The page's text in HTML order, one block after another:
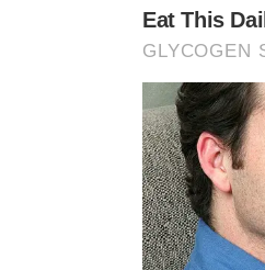
Não foi divulgado
Parkshopping São
Sobre os Ingressos
Ingressos para as
material de divulgação.
As cortesias serão